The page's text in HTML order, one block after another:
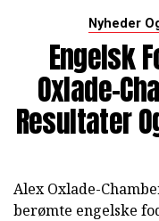
Nyheder
Engelsk
Oxlade-
Resultater
Alex Oxlade-
berømte engelske